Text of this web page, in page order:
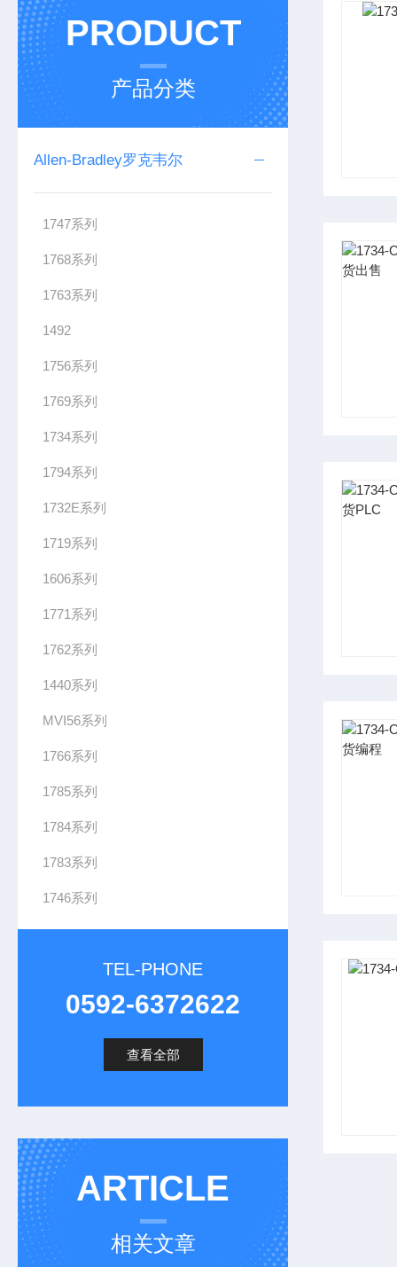
PRODUCT
产品分类
Allen-Bradley罗克韦尔
1747系列
1768系列
1763系列
1492
1756系列
1769系列
1734系列
1794系列
1732E系列
1719系列
1606系列
1771系列
1762系列
1440系列
MVI56系列
1766系列
1785系列
1784系列
1783系列
1746系列
TEL-PHONE
0592-6372622
查看全部
ARTICLE
相关文章